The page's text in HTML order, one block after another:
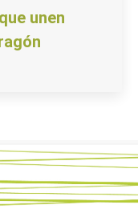
unen